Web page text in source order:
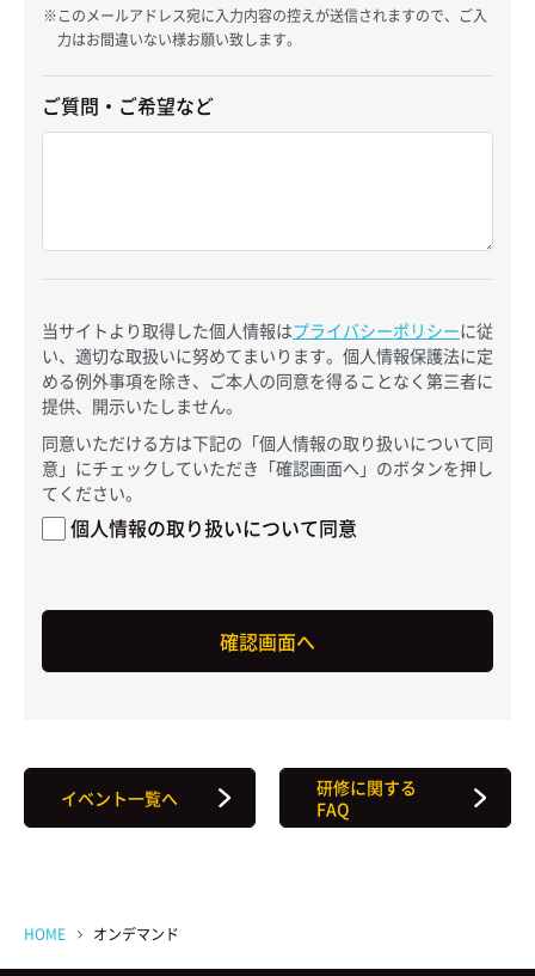
このメールアドレス宛に入力内容の控えが送信されますので、ご入
力はお間違いない様お願い致します。
ご質問・ご希望など
当サイトより取得した個人情報はプライバシーポリシーに従
い、適切な取扱いに努めてまいります。個人情報保護法に定
める例外事項を除き、ご本人の同意を得ることなく第三者に
提供、開示いたしません。
同意いただける方は下記の「個人情報の取り扱いについて同
意」にチェックしていただき「確認画面へ」のボタンを押し
てください。
個人情報の取り扱いについて同意
イベント一覧へ
研修に関する
FAQ
HOME オンデマンド